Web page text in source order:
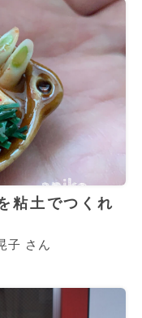
粘土でつくれ
子 さん